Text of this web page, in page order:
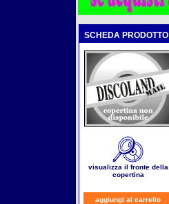
SCHEDA PRODOTTO
visualizza il fronte della
copertina
aggiungi al carrello